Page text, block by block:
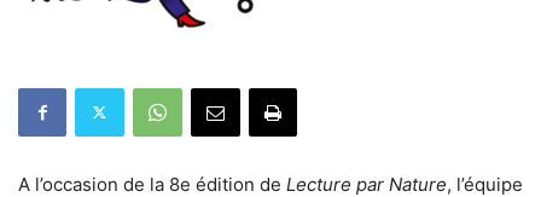
A l’occasion de la 8e édition de Lecture par Nature, l’équipe